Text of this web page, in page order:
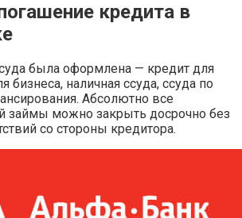
кредита в
была оформлена — кредит для
бизнеса, наличная ссуда, ссуда по
Абсолютно все
можно закрыть досрочно без
со стороны кредитора.